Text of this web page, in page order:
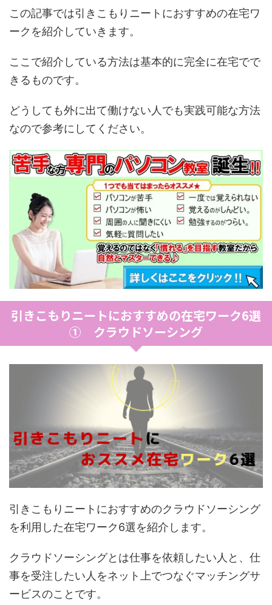
この記事では引きこもりニートにおすすめの在宅ワ
ークを紹介していきます。
ここで紹介している方法は基本的に完全に在宅でで
きるものです。
どうしても外に出て働けない人でも実践可能な方法
なので参考にしてください。
引きこもりニートにおすすめの在宅ワーク6選
① クラウドソーシング
引きこもりニートにおすすめのクラウドソーシング
を利用した在宅ワーク6選を紹介します。
クラウドソーシングとは仕事を依頼したい人と、仕
事を受注したい人をネット上でつなぐマッチングサ
ービスのことです。